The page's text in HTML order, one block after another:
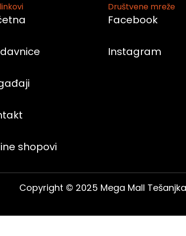
shopovi
Društvene mreže
Facebook
Instagram
Copyright © 2025 Mega Mall Tešanjka